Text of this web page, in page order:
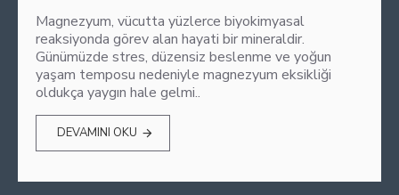
Magnezyum, vücutta yüzlerce biyokimyasal
reaksiyonda görev alan hayati bir mineraldir.
Günümüzde stres, düzensiz beslenme ve yoğun
yaşam temposu nedeniyle magnezyum eksikliği
oldukça yaygın hale gelmi..
DEVAMINI OKU